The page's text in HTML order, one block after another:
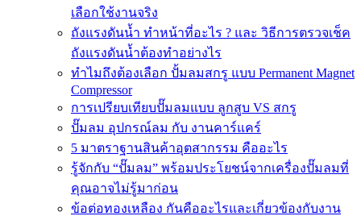
เลือกใช้งานจริง
ถังแรงดันน้ำ ทำหน้าที่อะไร ? และ วิธีการตรวจเช็ค
ถังแรงดันน้ำต้องทำอย่างไร
ทำไมถึงต้องเลือก ปั้มลมสกรู แบบ Permanent Magnet
Compressor
การเปรียบเทียบปั๊มลมแบบ ลูกสูบ VS สกรู
ปั๊มลม อุปกรณ์ลม กับ งานคาร์แคร์
5 มาตราฐานสินค้าอุตสากรรม คืออะไร
รู้จักกับ “ปั๊มลม” พร้อมประโยชน์จากเครื่องปั๊มลมที่
คุณอาจไม่รู้มาก่อน
ข้อต่อทองเหลือง กันคืออะไรและเกี่ยวข้องกับงาน